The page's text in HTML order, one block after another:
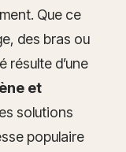
Que ce
des bras ou
d’une
et
solutions
populaire